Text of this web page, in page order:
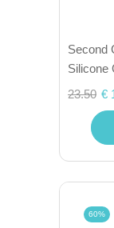
Second
Silicone
23.50 €
60%